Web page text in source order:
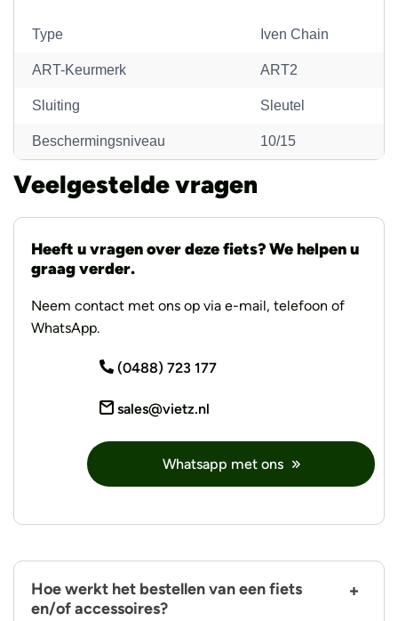
Type Iven Chain
ART-Keurmerk ART2
Sluiting Sleutel
Beschermingsniveau 10/15
Veelgestelde vragen
Heeft u vragen over deze fiets? We helpen u
graag verder.
Neem contact met ons op via e-mail, telefoon of
WhatsApp.
(0488) 723 177
sales@vietz.nl
Whatsapp met ons
Hoe werkt het bestellen van een fiets
en/of accessoires?